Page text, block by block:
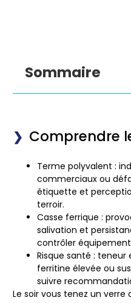
Sommaire
Comprendre
Terme polyvalent :
commerciaux ou
étiquette et
terroir.
Casse ferrique :
salivation et
contrôler
Risque santé : teneur
ferritine élevée ou
suivre
Le soir vous tenez un